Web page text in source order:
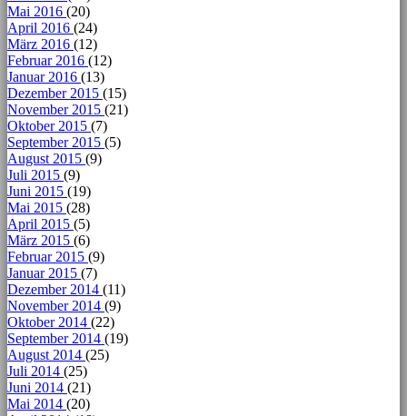
Mai 2016 (20)
April 2016 (24)
März 2016 (12)
Februar 2016 (12)
Januar 2016 (13)
Dezember 2015 (15)
November 2015 (21)
Oktober 2015 (7)
September 2015 (5)
August 2015 (9)
Juli 2015 (9)
Juni 2015 (19)
Mai 2015 (28)
April 2015 (5)
März 2015 (6)
Februar 2015 (9)
Januar 2015 (7)
Dezember 2014 (11)
November 2014 (9)
Oktober 2014 (22)
September 2014 (19)
August 2014 (25)
Juli 2014 (25)
Juni 2014 (21)
Mai 2014 (20)